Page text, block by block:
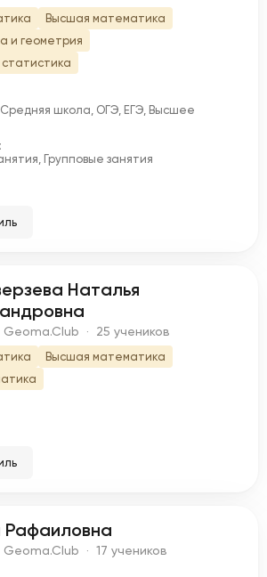
Высшая математика
и геометрия
школа, ОГЭ, ЕГЭ, Высшее
Групповые занятия
Наталья
Geoma.Club · 25 учеников
Высшая математика
Рафаиловна
Geoma.Club · 17 учеников